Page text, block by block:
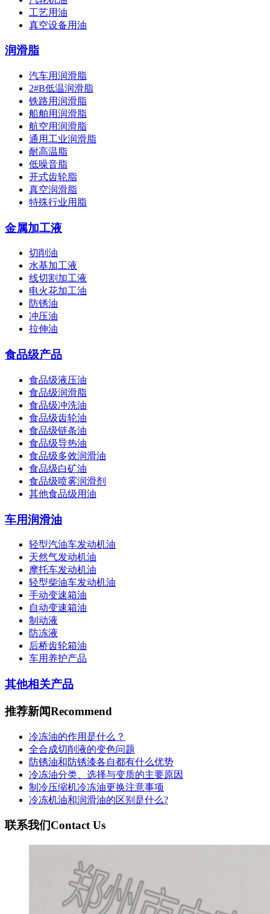
工艺用油
真空设备用油
润滑脂
汽车用润滑脂
2#B低温润滑脂
铁路用润滑脂
船舶用润滑脂
航空用润滑脂
通用工业润滑脂
耐高温脂
低噪音脂
开式齿轮脂
真空润滑脂
特殊行业用脂
金属加工液
切削油
水基加工液
线切割加工液
电火花加工油
防锈油
冲压油
拉伸油
食品级产品
食品级液压油
食品级润滑脂
食品级冲洗油
食品级齿轮油
食品级链条油
食品级导热油
食品级多效润滑油
食品级白矿油
食品级喷雾润滑剂
其他食品级用油
车用润滑油
轻型汽油车发动机油
天然气发动机油
摩托车发动机油
轻型柴油车发动机油
手动变速箱油
自动变速箱油
制动液
防冻液
后桥齿轮箱油
车用养护产品
其他相关产品
推荐新闻Recommend
冷冻油的作用是什么？
全合成切削液的变色问题
防锈油和防锈漆各自都有什么优势
冷冻油分类、选择与变质的主要原因
制冷压缩机冷冻油更换注意事项
冷冻机油和润滑油的区别是什么?
联系我们Contact Us